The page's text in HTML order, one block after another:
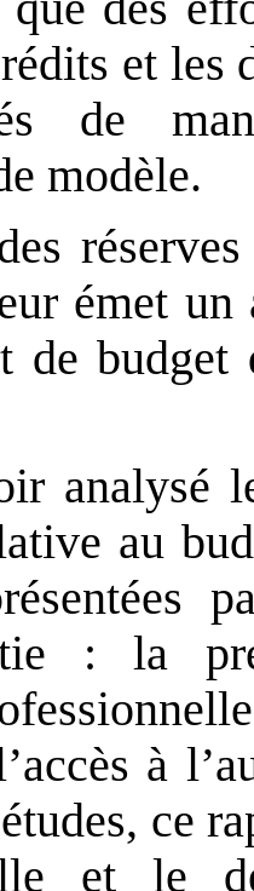
et les
de
modèle.
émet
de
analysé
au
: la
à
ce
et le